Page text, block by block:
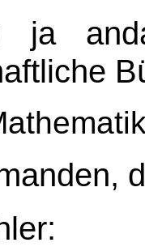
ja